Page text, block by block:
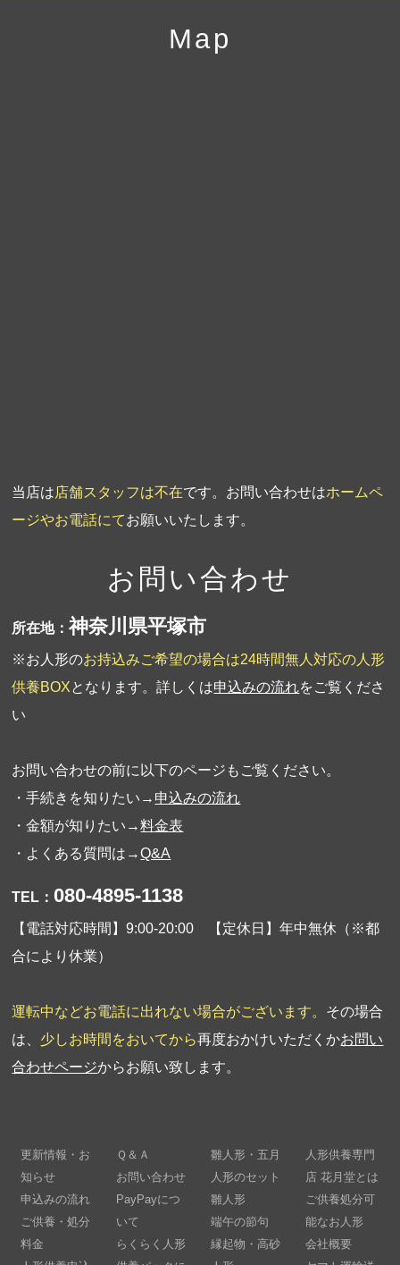
平成21年12月4日
Map
当店は店舗スタッフは不在です。お問い合わせはホームペ
ージやお電話にてお願いいたします。
お問い合わせ
所在地：神奈川県平塚市
※お人形のお持込みご希望の場合は24時間無人対応の人形
供養BOXとなります。詳しくは申込みの流れをご覧くださ
い
お問い合わせの前に以下のページもご覧ください。
・手続きを知りたい→ 申込みの流れ
・金額が知りたい→料金表
・よくある質問は→Q&A
TEL： 080-4895-1138
【電話対応時間】9:00-20:00 【定休日】年中無休（※都
合により休業）
運転中などお電話に出れない場合がございます。 その場合
は、 少しお時間をおいてから再度おかけいただくかお問い
合わせページからお願い致します。
更新情報・お
知らせ
申込みの流れ
ご供養・処分
料金
Ｑ＆Ａ
お問い合わせ
PayPayにつ
いて
らくらく人形
雛人形・五月
人形のセット
雛人形
端午の節句
縁起物・高砂
人形供養専門
店 花月堂とは
ご供養処分可
能なお人形
会社概要